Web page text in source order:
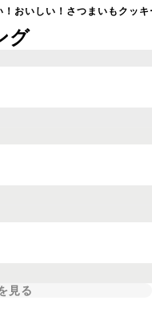
！おいしい！さつまいもクッキ
グ
見る